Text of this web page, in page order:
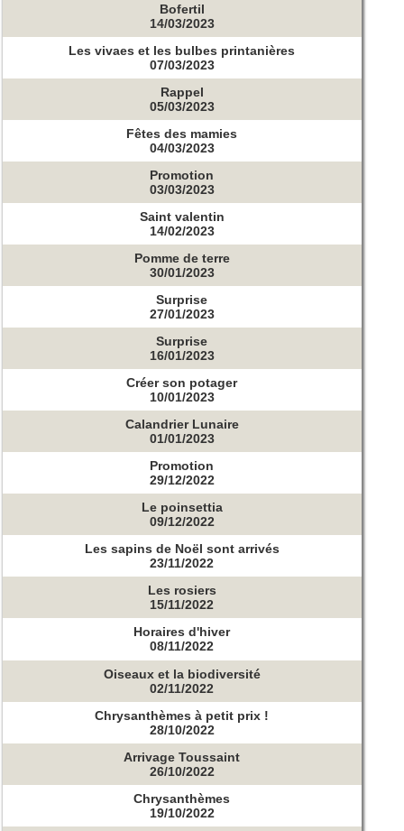
Bofertil
14/03/2023
Les vivaes et les bulbes printanières
07/03/2023
Rappel
05/03/2023
Fêtes des mamies
04/03/2023
Promotion
03/03/2023
Saint valentin
14/02/2023
Pomme de terre
30/01/2023
Surprise
27/01/2023
Surprise
16/01/2023
Créer son potager
10/01/2023
Calandrier Lunaire
01/01/2023
Promotion
29/12/2022
Le poinsettia
09/12/2022
Les sapins de Noël sont arrivés
23/11/2022
Les rosiers
15/11/2022
Horaires d'hiver
08/11/2022
Oiseaux et la biodiversité
02/11/2022
Chrysanthèmes à petit prix !
28/10/2022
Arrivage Toussaint
26/10/2022
Chrysanthèmes
19/10/2022